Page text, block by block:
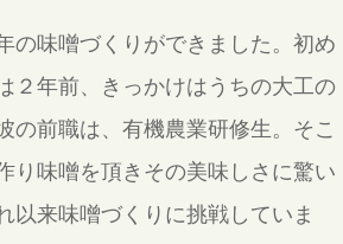
の味噌づくりができました。初め
２年前、きっかけはうちの大工の
の前職は、有機農業研修生。そこ
り味噌を頂きその美味しさに驚い
以来味噌づくりに挑戦していま